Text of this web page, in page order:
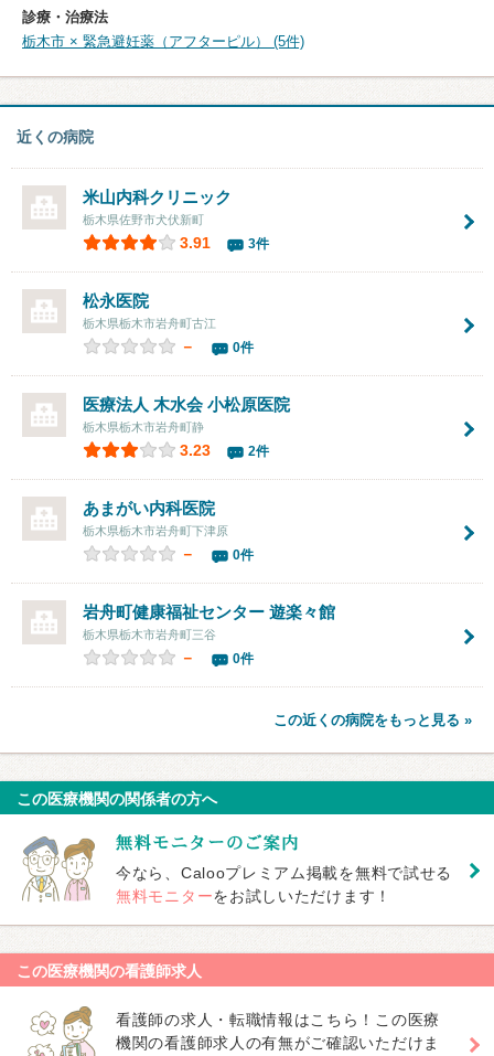
診療・治療法
栃木市 × 緊急避妊薬（アフターピル） (5件)
近くの病院
米山内科クリニック
栃木県佐野市犬伏新町
3.91 3件
松永医院
栃木県栃木市岩舟町古江
－ 0件
医療法人 木水会 小松原医院
栃木県栃木市岩舟町静
3.23 2件
あまがい内科医院
栃木県栃木市岩舟町下津原
－ 0件
岩舟町健康福祉センター 遊楽々館
栃木県栃木市岩舟町三谷
－ 0件
この近くの病院をもっと見る »
この医療機関の関係者の方へ
今なら、Calooプレミアム掲載を無料で試せる
無料モニターをお試しいただけます！
この医療機関の看護師求人
看護師の求人・転職情報はこちら！この医療
機関の看護師求人の有無がご確認いただけま